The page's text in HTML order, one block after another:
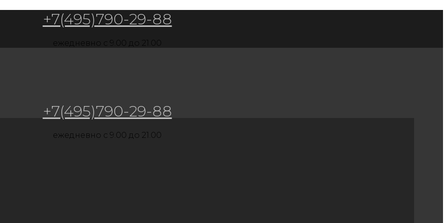
+7(495)790-29-88
ежедневно c 9.00 до 21.00
+7(495)790-29-88
ежедневно c 9.00 до 21.00